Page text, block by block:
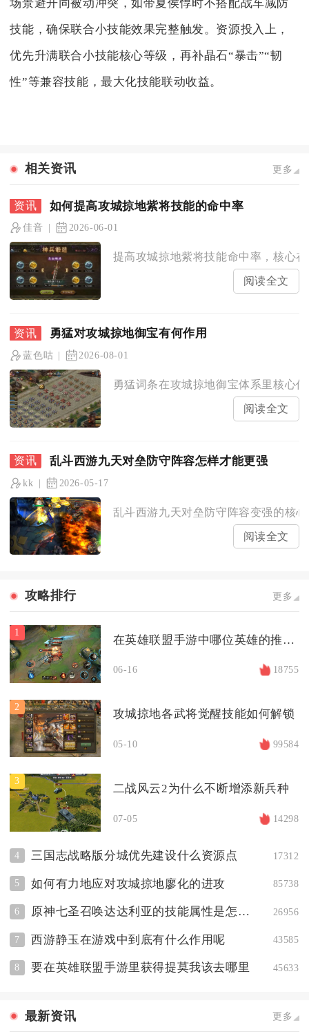
场景避开同被动冲突，如带夏侯惇时不搭配战车减防
技能，确保联合小技能效果完整触发。资源投入上，
优先升满联合小技能核心等级，再补晶石“暴击”“韧
性”等兼容技能，最大化技能联动收益。
相关资讯 更多
如何提高攻城掠地紫将技能的命中率
佳音 2026-06-01
提高攻城掠地紫将技能命中率，核心
阅读全文
勇猛对攻城掠地御宝有何作用
蓝色咕 2026-08-01
勇猛词条在攻城掠地御宝体系里核心
阅读全文
乱斗西游九天对垒防守阵容怎样才能更强
kk 2026-05-17
乱斗西游九天对垒防守阵容变强的核
阅读全文
攻略排行 更多
1
在英雄联盟手游中哪位英雄的推塔能力最强
06-16 18755
2
攻城掠地各武将觉醒技能如何解锁
05-10 99584
3
二战风云2为什么不断增添新兵种
07-05 14298
4 三国志战略版分城优先建设什么资源点 17312
5 如何有力地应对攻城掠地廖化的进攻 85738
6 原神七圣召唤达达利亚的技能属性是怎样的 26956
7 西游静玉在游戏中到底有什么作用呢 43585
8 要在英雄联盟手游里获得提莫我该去哪里 45633
最新资讯 更多